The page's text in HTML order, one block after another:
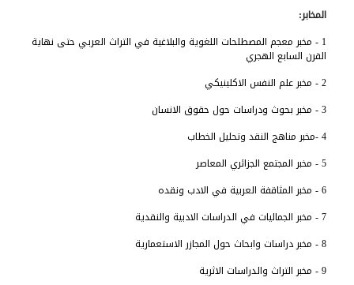
المخابر:
1 -
مخبر معجم المصطلحات اللغوية والبلاغية في التراث العربي حتى نهاية
القرن السابع الهجري
2 - مخبر علم النفس الاكلينيكي
3 - مخبر بحوث ودراسات حول حقوق الانسان
4 - مخبر مناهج النقد وتحليل الخطاب
5 - مخبر المجتمع الجزائري المعاصر
6 - مخبر المثاقفة العربية في الادب ونقده
7 - مخبر الجماليات في الدراسات الادبية والنقدية
8 - مخبر دراسات وابحاث حول المجازر الاستعمارية
9 - مخبر التراث والدراسات الاثرية